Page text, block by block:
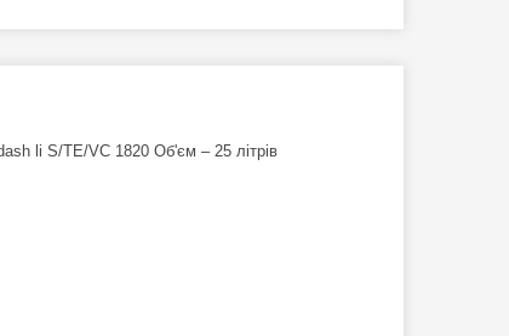
li S/TE/VC 1820 Об'єм – 25 літрів